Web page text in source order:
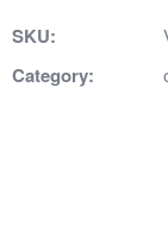
SKU:
Category: